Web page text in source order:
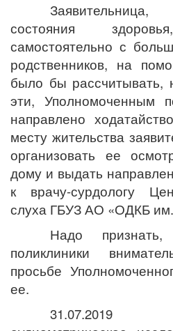
состояния
самостоятельно с
родственников, на
было бы рассчитывать,
эти, Уполномоченным
направлено
месту жительства
организовать ее
дому и выдать
к врачу-сурдологу
слуха ГБУЗ АО «ОДКБ
Надо признать,
поликлиники
просьбе
ее.